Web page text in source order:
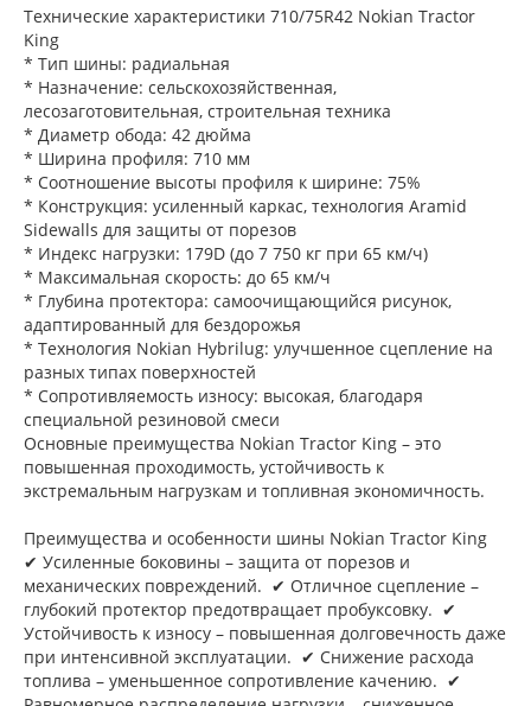
Технические характеристики 710/75R42 Nokian Tractor
King
* Тип шины: радиальная
* Назначение: сельскохозяйственная,
лесозаготовительная, строительная техника
* Диаметр обода: 42 дюйма
* Ширина профиля: 710 мм
* Соотношение высоты профиля к ширине: 75%
* Конструкция: усиленный каркас, технология Aramid
Sidewalls для защиты от порезов
* Индекс нагрузки: 179D (до 7 750 кг при 65 км/ч)
* Максимальная скорость: до 65 км/ч
* Глубина протектора: самоочищающийся рисунок,
адаптированный для бездорожья
* Технология Nokian Hybrilug: улучшенное сцепление на
разных типах поверхностей
* Сопротивляемость износу: высокая, благодаря
специальной резиновой смеси
Основные преимущества Nokian Tractor King – это
повышенная проходимость, устойчивость к
экстремальным нагрузкам и топливная экономичность.
Преимущества и особенности шины Nokian Tractor King
✔ Усиленные боковины – защита от порезов и
механических повреждений. ✔ Отличное сцепление –
глубокий протектор предотвращает пробуксовку. ✔
Устойчивость к износу – повышенная долговечность даже
при интенсивной эксплуатации. ✔ Снижение расхода
топлива – уменьшенное сопротивление качению. ✔